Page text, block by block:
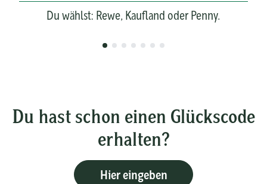
Du wählst: Rewe, Kaufland oder Penny.
Du hast schon einen Glückscode
erhalten?
Hier eingeben